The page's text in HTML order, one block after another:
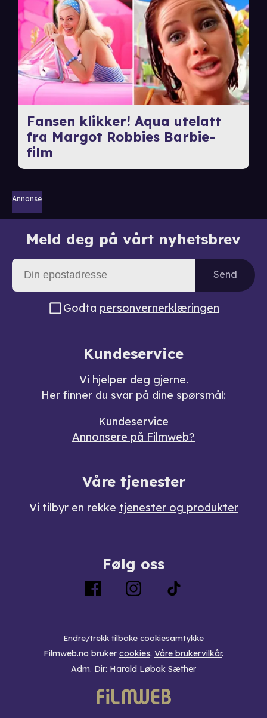
Fansen klikker! Aqua utelatt
fra Margot Robbies Barbie-
film
Annonse
Meld deg på vårt nyhetsbrev
Send
Godta personvernerklæringen
Kundeservice
Vi hjelper deg gjerne.
Her finner du svar på dine spørsmål:
Kundeservice
Annonsere på Filmweb?
Våre tjenester
Vi tilbyr en rekke tjenester og produkter
Følg oss
Endre/trekk tilbake cookiesamtykke
Filmweb.no bruker cookies. Våre brukervilkår.
Adm. Dir: Harald Løbak Sæther